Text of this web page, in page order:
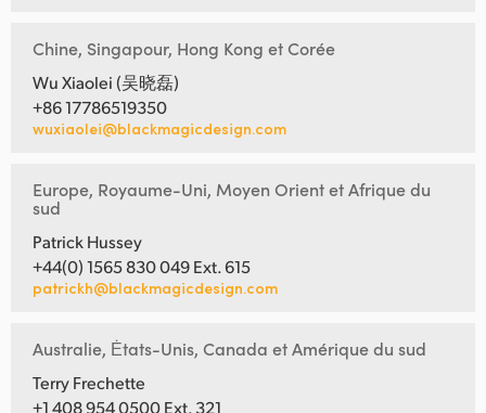
Chine, Singapour, Hong Kong et Corée
Wu Xiaolei (吴晓磊)
+86 17786519350
wuxiaolei@blackmagicdesign.com
Europe, Royaume-Uni, Moyen Orient et Afrique du
sud
Patrick Hussey
+44(0) 1565 830 049 Ext. 615
patrickh@blackmagicdesign.com
Australie, Ėtats-Unis, Canada et Amérique du sud
Terry Frechette
+1 408 954 0500 Ext. 321